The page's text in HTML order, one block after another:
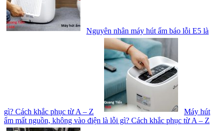
Nguyên nhân máy hút ẩm báo lỗi E5 là
gì? Cách khắc phục từ A – Z
Máy hút
ẩm mất nguồn, không vào điện là lỗi gì? Cách khắc phục từ A – Z